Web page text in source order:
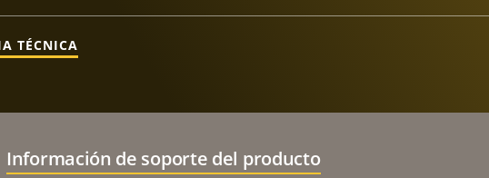
TÉCNICA
Información de soporte del producto